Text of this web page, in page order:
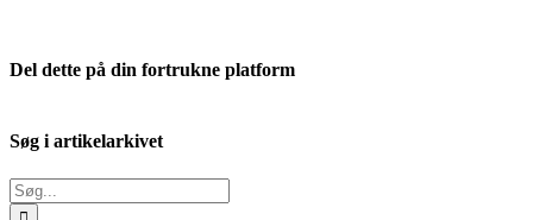
Del dette på din fortrukne platform
mail
Søg i artikelarkivet
Søg
efter: